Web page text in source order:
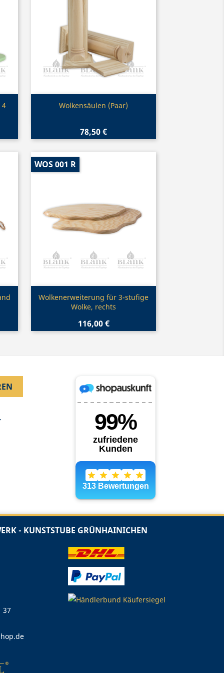
Vorschau
Wolkensäulen (Paar)
78,50 €
Vorschau
Wolkenerweiterung für 3-stufige
Wolke, rechts
116,00 €
WOS 001 R
- KUNSTSTUBE GRÜNHAINICHEN
37